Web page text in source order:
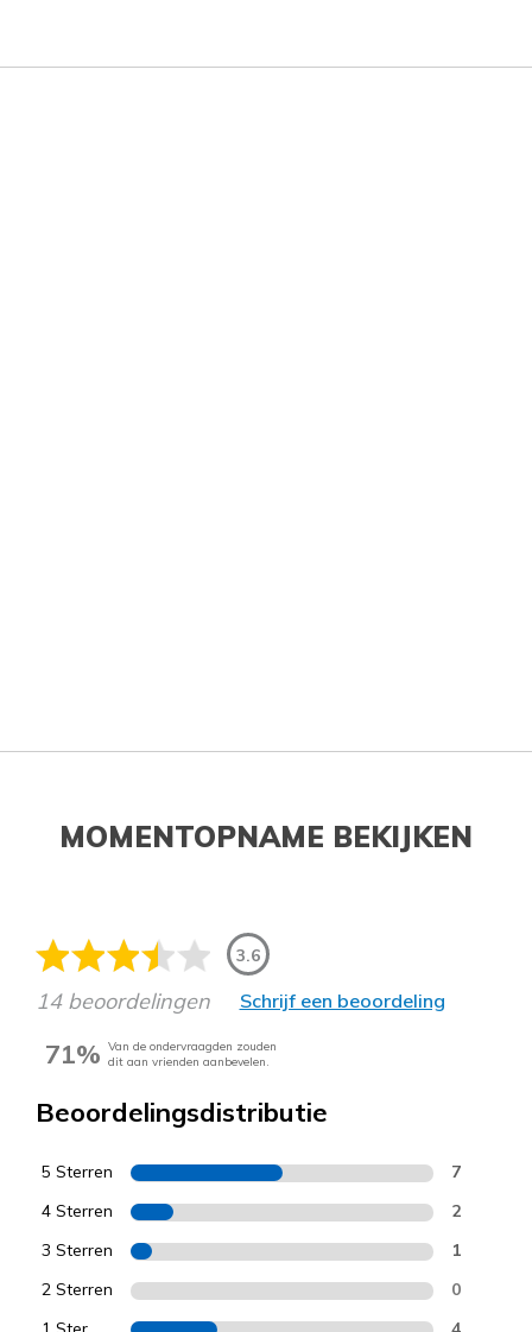
MOMENTOPNAME BEKIJKEN
3.6
14 beoordelingen Schrijf een beoordeling
71% Van de ondervraagden zouden
dit aan vrienden aanbevelen.
Beoordelingsdistributie
5 Sterren 7
4 Sterren 2
3 Sterren 1
2 Sterren 0
4